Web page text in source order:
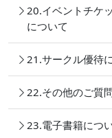
20.イベントチケ
について
21.サークル優待
22.その他のご質
23.電子書籍につ